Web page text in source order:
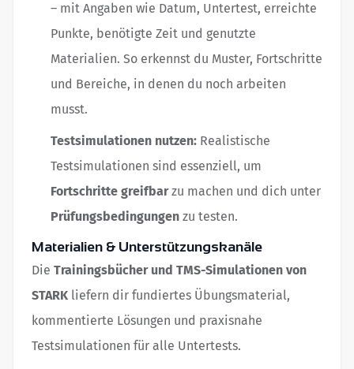
– mit Angaben wie Datum, Untertest, erreichte
Punkte, benötigte Zeit und genutzte
Materialien. So erkennst du Muster, Fortschritte
und Bereiche, in denen du noch arbeiten
musst.
Testsimulationen nutzen: Realistische
Testsimulationen sind essenziell, um
Fortschritte greifbarzu machen und dich unter
Prüfungsbedingungen zu testen.
Materialien & Unterstützungskanäle
Die Trainingsbücher und TMS-Simulationen von
STARK liefern dir fundiertes Übungsmaterial,
kommentierte Lösungen und praxisnahe
Testsimulationen für alle Untertests.